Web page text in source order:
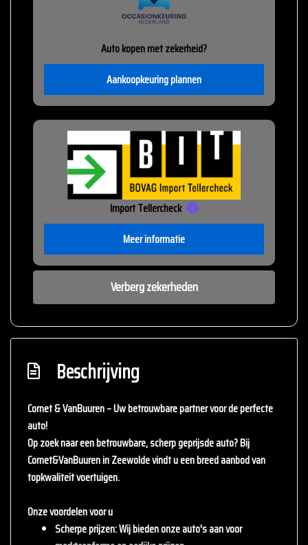
Auto kopen met zekerheid?
Aankoopkeuring plannen
Import Tellercheck
Meer informatie
Verberg zekerheden
Beschrijving
Cornet & VanBuuren – Uw betrouwbare partner voor de perfecte
auto!
Op zoek naar een betrouwbare, scherp geprijsde auto? Bij
Cornet&VanBuurenin Zeewolde vindt u een breed aanbod van
topkwaliteit voertuigen.
Onze voordelen voor u
Scherpe prijzen: Wij bieden onze auto's aan voor